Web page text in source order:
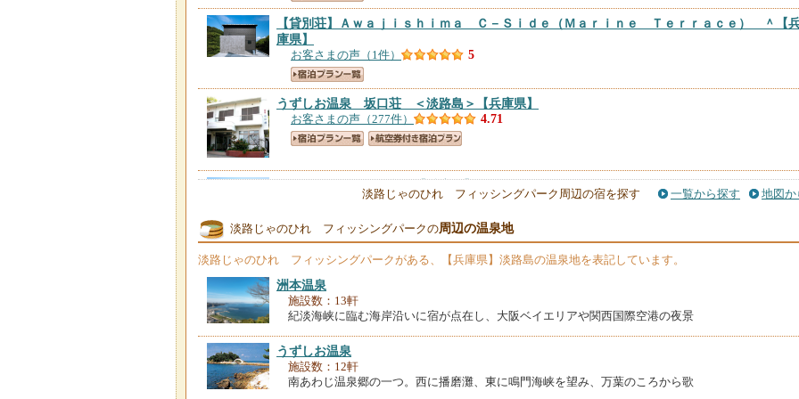
【貸別荘】Ａｗａｊｉｓｈｉｍａ Ｃ－Ｓｉｄｅ（Ｍａｒｉｎｅ Ｔｅｒｒａｃｅ） ＾
【
庫県】
お客さまの声（1件） 5
うずしお温泉 坂口荘 ＜淡路島＞ 【兵庫県】
お客さまの声（277件） 4.71
ホテルアナガ＜淡路島＞
お客さまの声（139件） 4.65
お客さまの声（405件） 4.64
フェアフィールド・バイ・マリオット・兵庫淡路島福良＜淡路島＞【兵庫県】
料理民宿 かるも荘 ＜淡路島＞【兵庫県】
淡路じゃのひれ フィッシングパーク周辺の宿を探す 一覧から探す 地図か
淡路じゃのひれ フィッシングパークの周辺の温泉地
淡路じゃのひれ フィッシングパークがある、【兵庫県】淡路島の温泉地を表記しています。
洲本温泉
施設数：13軒
紀淡海峡に臨む海岸沿いに宿が点在し、大阪ベイエリアや関西国際空港の夜景
うずしお温泉
施設数：12軒
南あわじ温泉郷の一つ。西に播磨灘、東に鳴門海峡を望み、万葉のころから歌